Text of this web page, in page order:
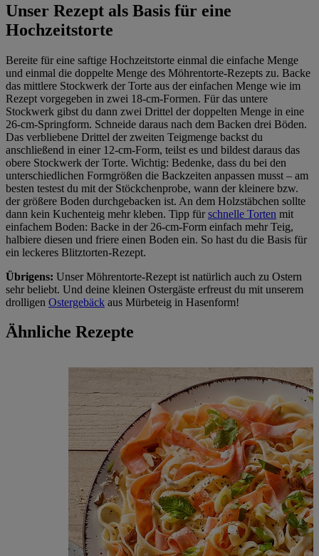
Unser Rezept als Basis für eine
Hochzeitstorte
Bereite für eine saftige Hochzeitstorte einmal die einfache Menge
und einmal die doppelte Menge des Möhrentorte-Rezepts zu. Backe
das mittlere Stockwerk der Torte aus der einfachen Menge wie im
Rezept vorgegeben in zwei 18-cm-Formen. Für das untere
Stockwerk gibst du dann zwei Drittel der doppelten Menge in eine
26-cm-Springform. Schneide daraus nach dem Backen drei Böden.
Das verbliebene Drittel der zweiten Teigmenge backst du
anschließend in einer 12-cm-Form, teilst es und bildest daraus das
obere Stockwerk der Torte. Wichtig: Bedenke, dass du bei den
unterschiedlichen Formgrößen die Backzeiten anpassen musst – am
besten testest du mit der Stöckchenprobe, wann der kleinere bzw.
der größere Boden durchgebacken ist. An dem Holzstäbchen sollte
dann kein Kuchenteig mehr kleben. Tipp fürschnelle Torten mit
einfachem Boden: Backe in der 26-cm-Form einfach mehr Teig,
halbiere diesen und friere einen Boden ein. So hast du die Basis für
ein leckeres Blitztorten-Rezept.
Übrigens: Unser Möhrentorte-Rezept ist natürlich auch zu Ostern
sehr beliebt. Und deine kleinen Ostergäste erfreust du mit unserem
drolligen Ostergebäck aus Mürbeteig in Hasenform!
Ähnliche Rezepte